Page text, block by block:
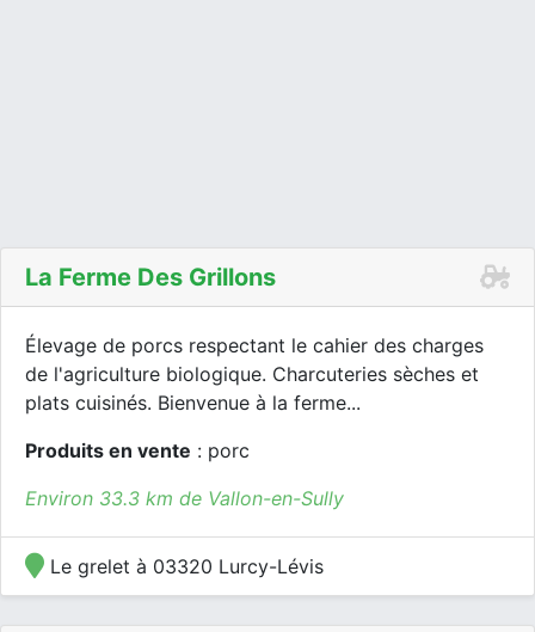
La Ferme Des Grillons
Élevage de porcs respectant le cahier des charges
de l'agriculture biologique. Charcuteries sèches et
plats cuisinés. Bienvenue à la ferme...
Produits en vente : porc
Environ 33.3 km de Vallon-en-Sully
Le grelet à 03320 Lurcy-Lévis